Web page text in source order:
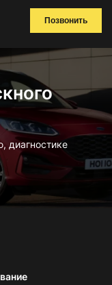
Позвонить
диагностике